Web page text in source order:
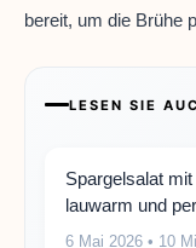
bereit, um die Brühe
LESEN SIE
Spargelsalat
lauwarm und
6 Mai 2026 • 10